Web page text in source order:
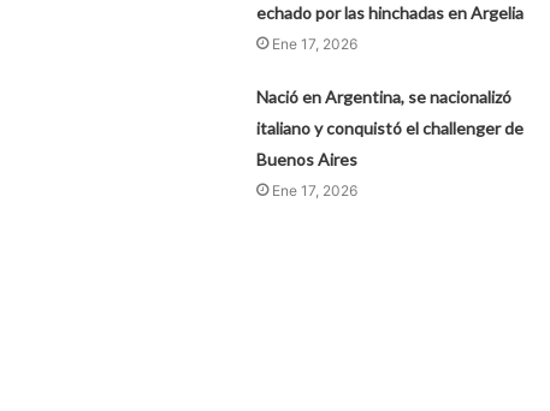
echado por las hinchadas en Argelia
Ene 17, 2026
Nació en Argentina, se nacionalizó
italiano y conquistó el challenger de
Buenos Aires
Ene 17, 2026